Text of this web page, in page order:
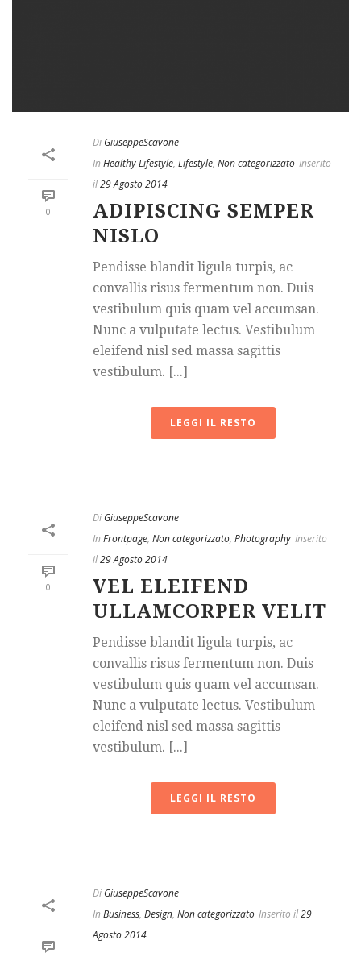
0
Di GiuseppeScavone
In Healthy Lifestyle, Lifestyle, Non categorizzato Inserito
il29 Agosto 2014
ADIPISCING SEMPER
NISLO
Pendisse blandit ligula turpis, ac
convallis risus fermentum non. Duis
vestibulum quis quam vel accumsan.
Nunc a vulputate lectus. Vestibulum
eleifend nisl sed massa sagittis
vestibulum. [...]
LEGGI IL RESTO
0
Di GiuseppeScavone
In Frontpage, Non categorizzato, Photography Inserito
il29 Agosto 2014
VEL ELEIFEND
ULLAMCORPER VELIT
Pendisse blandit ligula turpis, ac
convallis risus fermentum non. Duis
vestibulum quis quam vel accumsan.
Nunc a vulputate lectus. Vestibulum
eleifend nisl sed massa sagittis
vestibulum. [...]
LEGGI IL RESTO
Di GiuseppeScavone
In Business, Design, Non categorizzato Inserito il29
Agosto 2014